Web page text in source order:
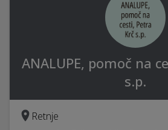
ANALUPE, pomoč na
s.p.
Retnje